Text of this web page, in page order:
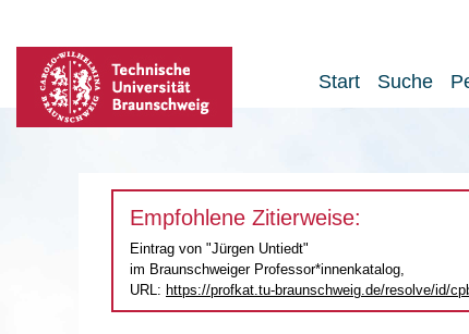
Start Suche
Empfohlene Zitierweise:
Eintrag von "Jürgen Untiedt"
im Braunschweiger Professor*innenkatalog,
URL: https://profkat.tu-braunschweig.de/resolve/id/